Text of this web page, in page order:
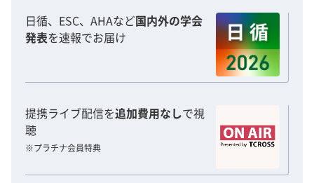
日循、ESC、AHAなど国内外の学会
発表を速報でお届け
提携ライブ配信を追加費用なしで視
聴
※プラチナ会員特典